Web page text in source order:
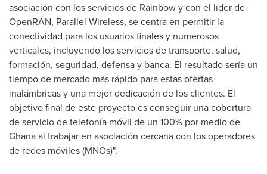
asociación con los servicios de Rainbow y con el líder de
OpenRAN, Parallel Wireless, se centra en permitir la
conectividad para los usuarios finales y numerosos
verticales, incluyendo los servicios de transporte, salud,
formación, seguridad, defensa y banca. El resultado sería un
tiempo de mercado más rápido para estas ofertas
inalámbricas y una mejor dedicación de los clientes. El
objetivo final de este proyecto es conseguir una cobertura
de servicio de telefonía móvil de un 100% por medio de
Ghanaal trabajar en asociación cercana con los operadores
de redes móviles (MNOs)".